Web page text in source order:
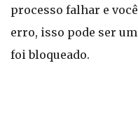
processo falhar e
erro, isso pode ser
foi bloqueado.